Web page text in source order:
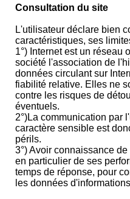
Consultation du site
L'utilisateur déclare bien
caractéristiques, ses
1°) Internet est un réseau
société l'association de
données circulant sur
fiabilité relative. Elles ne
contre les risques de
éventuels.
2°)La communication par
caractère sensible est
périls.
3°) Avoir connaissance
en particulier de ses
temps de réponse, pour
les données